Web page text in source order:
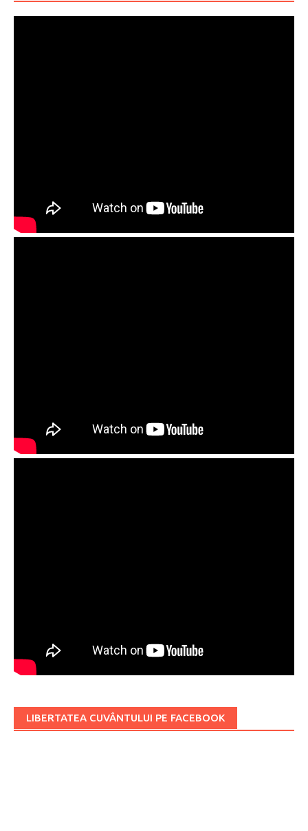
LIBERTATEA CUVÂNTULUI PE FACEBOOK